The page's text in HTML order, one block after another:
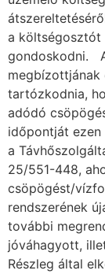
a költségosztót
gondoskodni.
megbízottjának
tartózkodnia,
adódó
időpontját
a
25/551-448,
csöpögést/
rendszerének
további
jóváhagyott,
Részleg által